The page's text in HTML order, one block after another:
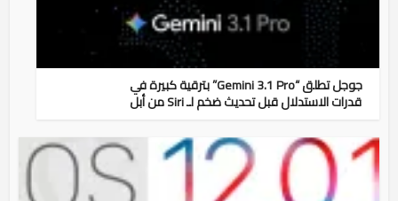
جوجل تطلق “Gemini 3.1 Pro” بترقية كبيرة في
قدرات الاستدلال قبل تحديث ضخم لـ Siri من أبل